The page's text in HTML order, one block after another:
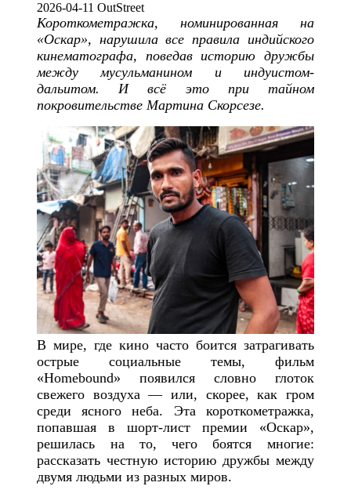
2026-04-11 OutStreet
Короткометражка, номинированная на
«Оскар», нарушила все правила индийского
кинематографа, поведав историю дружбы
между мусульманином и индуистом-
дальитом. И всё это при тайном
покровительстве Мартина Скорсезе.
В мире, где кино часто боится затрагивать
острые социальные темы, фильм
«Homebound» появился словно глоток
свежего воздуха — или, скорее, как гром
среди ясного неба. Эта короткометражка,
попавшая в шорт-лист премии «Оскар»,
решилась на то, чего боятся многие:
рассказать честную историю дружбы между
двумя людьми из разных миров.